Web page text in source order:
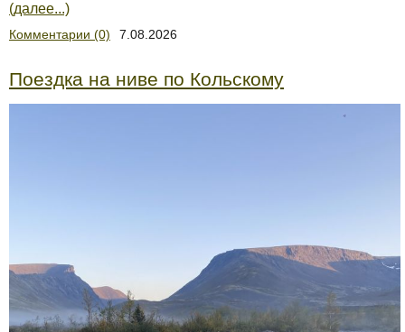
(далее...)
Комментарии (0) 7.08.2026
Поездка на ниве по Кольскому